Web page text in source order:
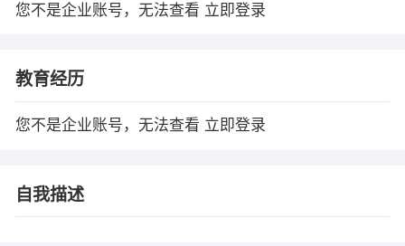
您不是企业账号，无法查看 立即登录
教育经历
您不是企业账号，无法查看 立即登录
自我描述